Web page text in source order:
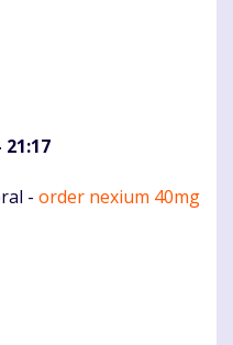
21:17
- order nexium 40mg